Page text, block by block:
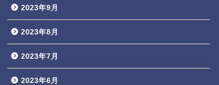
2023年9月
2023年8月
2023年7月
2023年6月